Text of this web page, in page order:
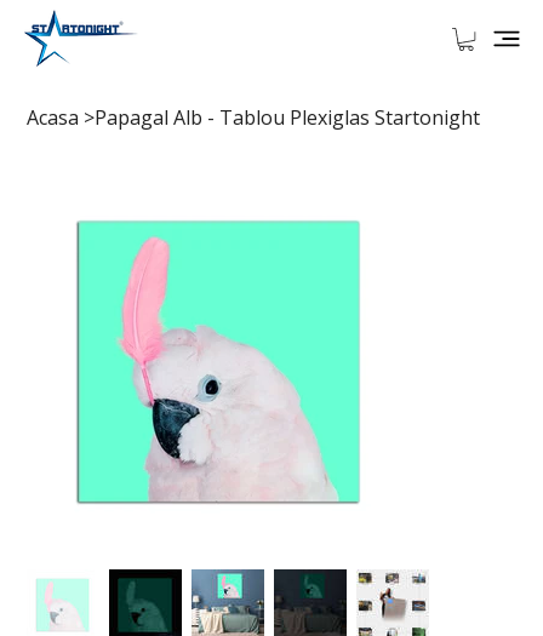
Acasa >Papagal Alb - Tablou Plexiglas Startonight